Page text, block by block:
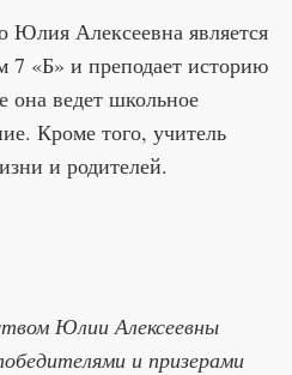
Юлия Алексеевна является
7 «Б» и преподает историю
она ведет школьное
Кроме того, учитель
и родителей.
Юлии Алексеевны
и призерами